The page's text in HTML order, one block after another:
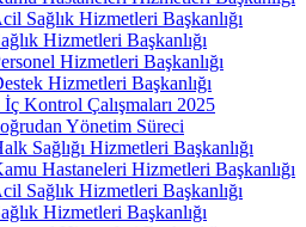
Sağlık Hizmetleri Başkanlığı
Hizmetleri Başkanlığı
Hizmetleri Başkanlığı
Hizmetleri Başkanlığı
Kontrol Çalışmaları 2025
Yönetim Süreci
Sağlığı Hizmetleri Başkanlığı
Hastaneleri Hizmetleri Başkanlığı
Sağlık Hizmetleri Başkanlığı
Hizmetleri Başkanlığı